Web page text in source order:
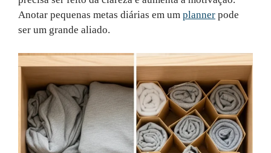
Anotar pequenas metas diárias em um planner pode
ser um grande aliado.